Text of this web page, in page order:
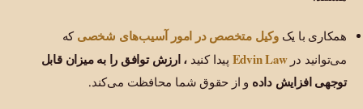
همکاری با یکوکیل متخصص در امور آسیب‌های شخصی که
می‌توانید درEdvin Law پیدا کنید ، ارزش توافق را به میزان قابل
توجهی افزایش داده و از حقوق شما محافظت می‌کند.